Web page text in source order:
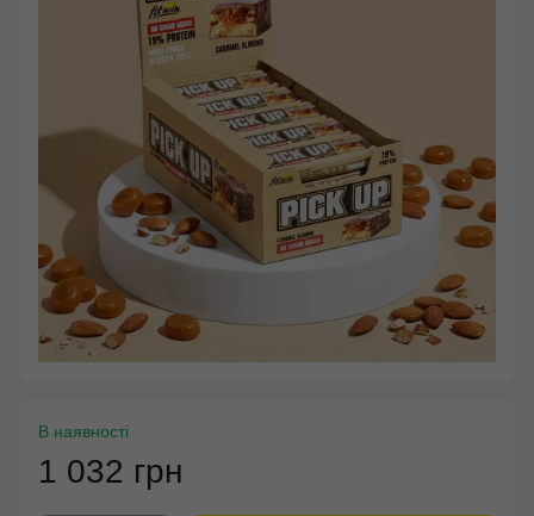
В наявності
1 032 грн